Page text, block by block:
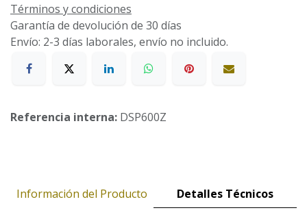
Términos y condiciones
Garantía de devolución de 30 días
Envío: 2-3 días laborales, envío no incluido.
Referencia interna: DSP600Z
Información del Producto Detalles Técnicos